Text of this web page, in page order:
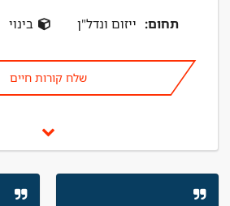
תחום: ייזום ונדל"ן בינוי
שלח קורות חיים